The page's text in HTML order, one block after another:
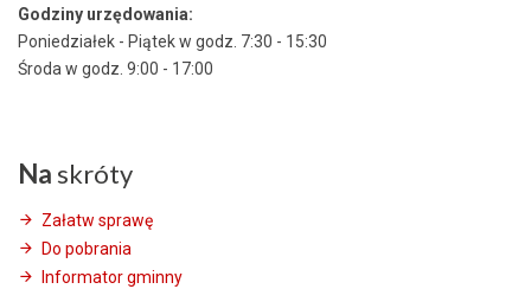
Godziny urzędowania:
Poniedziałek - Piątek w godz. 7:30 - 15:30
Środa w godz. 9:00 - 17:00
Na skróty
Załatw sprawę
Do pobrania
Informator gminny